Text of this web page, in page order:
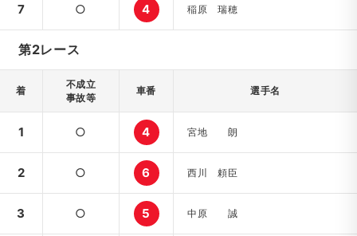
7 ○ 4 稲原 瑞穂
第2レース
着
不成立
事故等
車番 選手名
1 ○ 4 宮地 朗
2 ○ 6 西川 頼臣
3 ○ 5 中原 誠